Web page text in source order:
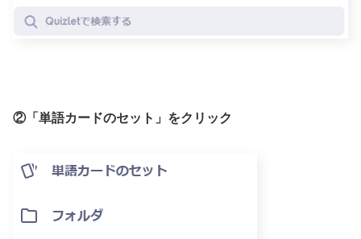
②「単語カードのセット」をクリック